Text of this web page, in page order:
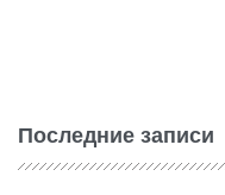
Последние записи